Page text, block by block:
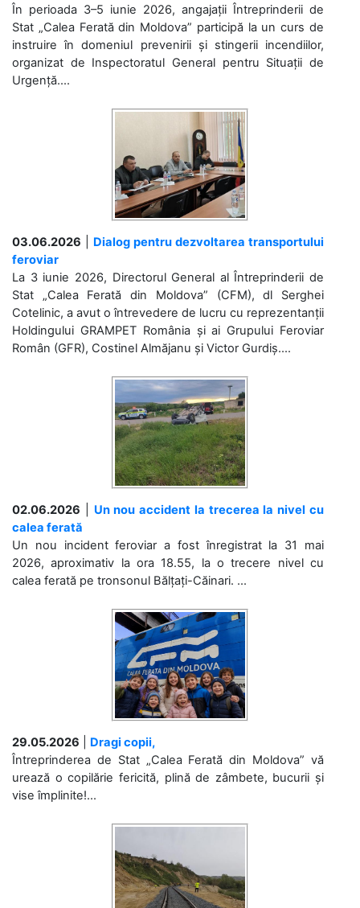
În perioada 3–5 iunie 2026, angajații Întreprinderii de
Stat „Calea Ferată din Moldova” participă la un curs de
instruire în domeniul prevenirii și stingerii incendiilor,
organizat de Inspectoratul General pentru Situații de
Urgență....
03.06.2026
Dialog pentru dezvoltarea transportului
feroviar
La 3 iunie 2026, Directorul General al Întreprinderii de
Stat „Calea Ferată din Moldova” (CFM), dl Serghei
Cotelinic, a avut o întrevedere de lucru cu reprezentanții
Holdingului GRAMPET România și ai Grupului Feroviar
Român (GFR), Costinel Almăjanu și Victor Gurdiș....
02.06.2026
Un nou accident la trecerea la nivel cu
calea ferată
Un nou incident feroviar a fost înregistrat la 31 mai
2026, aproximativ la ora 18.55, la o trecere nivel cu
calea ferată pe tronsonul Bălțați-Căinari. ...
29.05.2026
Dragi copii,
Întreprinderea de Stat „Calea Ferată din Moldova” vă
urează o copilărie fericită, plină de zâmbete, bucurii și
vise împlinite!...